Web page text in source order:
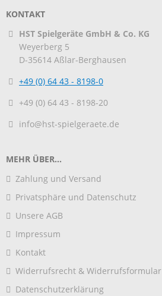
KONTAKT
HST Spielgeräte GmbH & Co. KG
Weyerberg 5
D-35614 Aßlar-Berghausen
+49 (0) 64 43 - 8198-0
+49 (0) 64 43 - 8198-20
info@hst-spielgeraete.de
MEHR ÜBER...
Zahlung und Versand
Privatsphäre und Datenschutz
Unsere AGB
Impressum
Kontakt
Widerrufsrecht & Widerrufsformular
Datenschutzerklärung